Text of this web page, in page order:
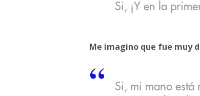
Si, ¡Y en la
Me imagino que fue muy
Si, mi mano está